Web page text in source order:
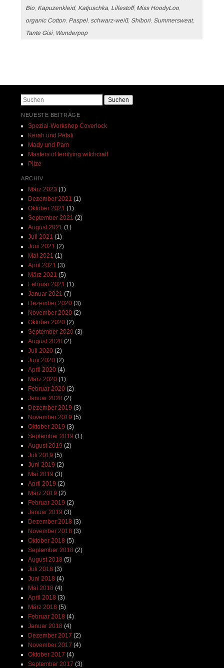
Bio, Kapuzenkleid, Katjuschka, Lillestoff, Miss HoodyLoo,
organic Cotton, Paspel, schwarz-weiß, Shibori, Summersweat,
Tante Gisi, Wunderpop
Suchen
NEUESTE BEITRÄGE
Spezial-Workshop Coverlock
Kerah und Petali
Mady und Pam
Masters of terrifying witchcraft
Pilze
ARCHIV
März 2023 (1)
Dezember 2021 (1)
Oktober 2021 (1)
September 2021 (2)
August 2021 (1)
Juli 2021 (1)
Juni 2021 (2)
Mai 2021 (1)
April 2021 (3)
März 2021 (5)
Februar 2021 (1)
Januar 2021 (7)
Dezember 2020(3)
November 2020(2)
Oktober 2020(2)
September 2020(3)
August 2020(2)
Juli 2020(2)
Juni 2020(2)
April 2020(4)
März 2020(1)
Februar 2020(2)
Januar 2020(2)
Dezember 2019 (3)
November 2019 (5)
Oktober 2019 (3)
September 2019 (1)
August 2019 (2)
Juli 2019 (5)
Juni 2019 (2)
Mai 2019 (3)
April 2019 (2)
März 2019 (2)
Februar 2019 (2)
Januar 2019 (3)
Dezember 2018 (3)
November 2018 (3)
Oktober 2018 (5)
September 2018 (2)
August 2018 (5)
Juli 2018 (3)
Juni 2018 (4)
Mai 2018 (4)
April 2018 (3)
März 2018 (5)
Februar 2018 (4)
Januar 2018 (4)
Dezember 2017 (2)
November 2017 (4)
Oktober 2017 (4)
September 2017 (3)